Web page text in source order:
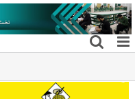
رفتن
به
محتوا